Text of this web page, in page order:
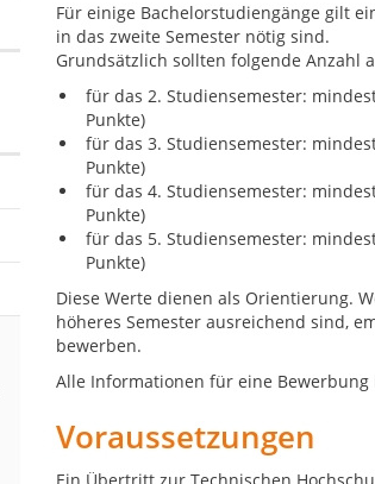
Für einige Bachelorstudiengänge gilt
in das zweite Semester nötig sind.
Grundsätzlich sollten folgende Anzahl
für das 2. Studiensemester:
Punkte)
für das 3. Studiensemester:
Punkte)
für das 4. Studiensemester:
Punkte)
für das 5. Studiensemester:
Punkte)
Diese Werte dienen als Orientierung.
höheres Semester ausreichend sind,
bewerben.
Alle Informationen für eine
Voraussetzungen